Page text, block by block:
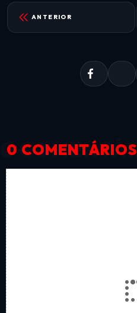
ANTERIOR
0 COMENTÁRIOS